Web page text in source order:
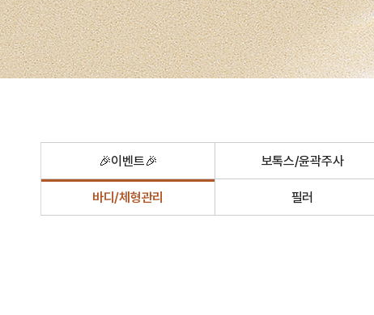
🎉이벤트🎉 보톡스/윤곽주사
바디/체형관리 필러